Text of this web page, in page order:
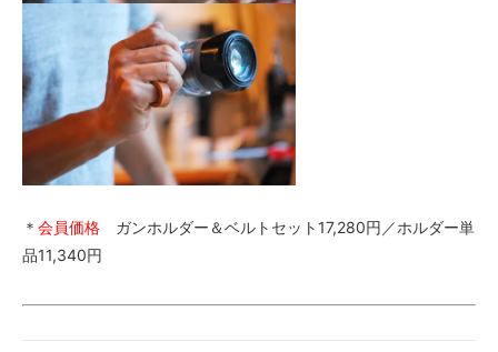
＊ 会員価格 ガンホルダー＆ベルトセット17,280円／ホルダー単
品11,340円